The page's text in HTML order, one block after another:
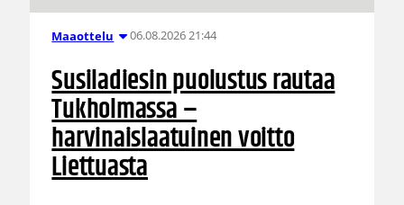
Maaottelu 06.08.2026 21:44
Susiladiesin puolustus rautaa
Tukholmassa –
harvinaislaatuinen voitto
Liettuasta